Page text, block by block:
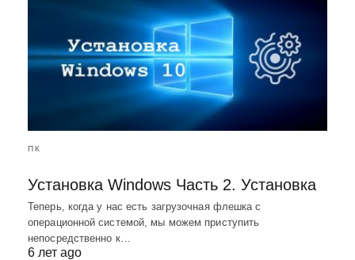
ПК
Установка Windows Часть 2. Установка
Теперь, когда у нас есть загрузочная флешка с
операционной системой, мы можем приступить
непосредственно к…
6 лет ago